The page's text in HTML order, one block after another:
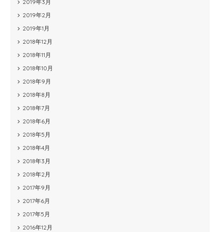
2019年3月
2019年2月
2019年1月
2018年12月
2018年11月
2018年10月
2018年9月
2018年8月
2018年7月
2018年6月
2018年5月
2018年4月
2018年3月
2018年2月
2017年9月
2017年6月
2017年5月
2016年12月